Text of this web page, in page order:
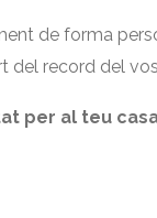
de forma
del record del
per al teu